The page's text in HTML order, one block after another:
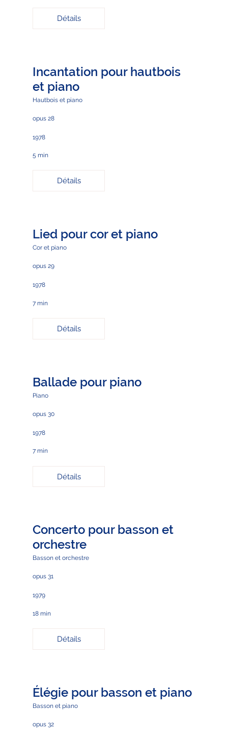
Détails
Incantation pour hautbois
et piano
Hautbois et piano
opus 28
1978
5 min
Détails
Lied pour cor et piano
Cor et piano
opus 29
1978
7 min
Détails
Ballade pour piano
Piano
opus 30
1978
7 min
Détails
Concerto pour basson et
orchestre
Basson et orchestre
opus 31
1979
18 min
Détails
Élégie pour basson et piano
Basson et piano
opus 32